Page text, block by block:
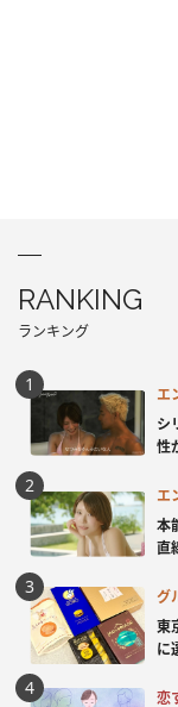
RANKING
ランキング
エ
シ
性
エ
本
直
グ
東
に
恋